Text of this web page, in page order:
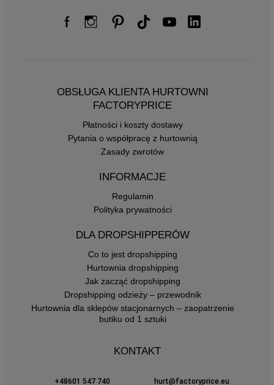
OBSŁUGA KLIENTA HURTOWNI
FACTORYPRICE
Płatności i koszty dostawy
Pytania o współpracę z hurtownią
Zasady zwrotów
INFORMACJE
Regulamin
Polityka prywatności
DLA DROPSHIPPERÓW
Co to jest dropshipping
Hurtownia dropshipping
Jak zacząć dropshipping
Dropshipping odzieży – przewodnik
Hurtownia dla sklepów stacjonarnych – zaopatrzenie
butiku od 1 sztuki
KONTAKT
+48601 547 740 hurt@factoryprice.eu